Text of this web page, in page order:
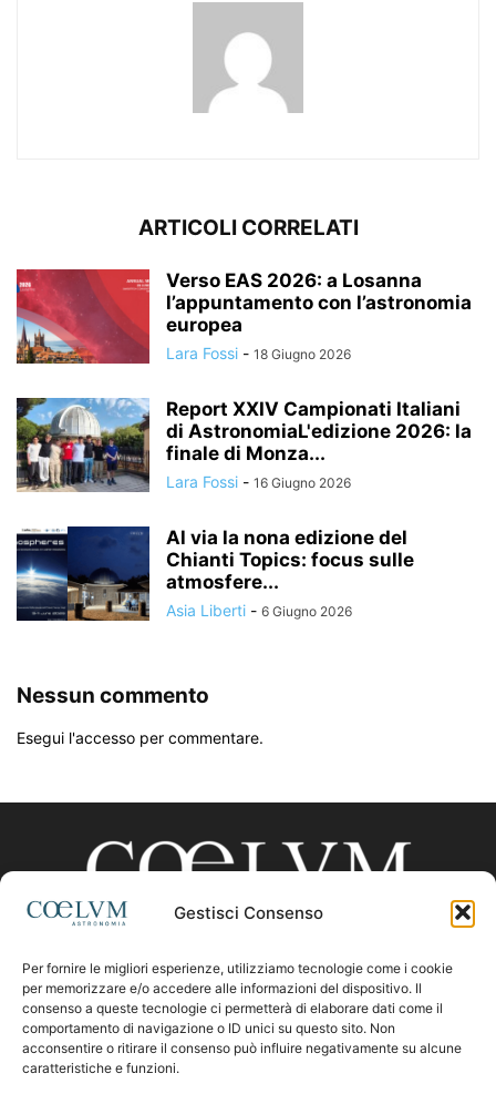
Gestisci Consenso
Per fornire le migliori esperienze, utilizziamo tecnologie come i cookie
per memorizzare e/o accedere alle informazioni del dispositivo. Il
consenso a queste tecnologie ci permetterà di elaborare dati come il
comportamento di navigazione o ID unici su questo sito. Non
acconsentire o ritirare il consenso può influire negativamente su alcune
caratteristiche e funzioni.
ARTICOLI CORRELATI
Verso EAS 2026: a Losanna
l’appuntamento con l’astronomia
europea
Lara Fossi - 18 Giugno 2026
Report XXIV Campionati Italiani
di AstronomiaL'edizione 2026: la
finale di Monza...
Lara Fossi - 16 Giugno 2026
Al via la nona edizione del
Chianti Topics: focus sulle
atmosfere...
Asia Liberti - 6 Giugno 2026
Nessun commento
Esegui l'accesso per commentare.
CHI SIAMO
Contattaci:coelumastro@coelum.com